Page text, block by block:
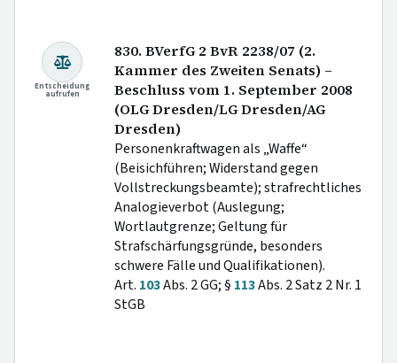
Entscheidung
aufrufen
830. BVerfG 2 BvR 2238/07 (2.
Kammer des Zweiten Senats) –
Beschluss vom 1. September 2008
(OLG Dresden/LG Dresden/AG
Dresden)
Personenkraftwagen als „Waffe“
(Beisichführen; Widerstand gegen
Vollstreckungsbeamte); strafrechtliches
Analogieverbot (Auslegung;
Wortlautgrenze; Geltung für
Strafschärfungsgründe, besonders
schwere Fälle und Qualifikationen).
Art. 103Abs. 2 GG; § 113Abs. 2 Satz 2 Nr. 1
StGB